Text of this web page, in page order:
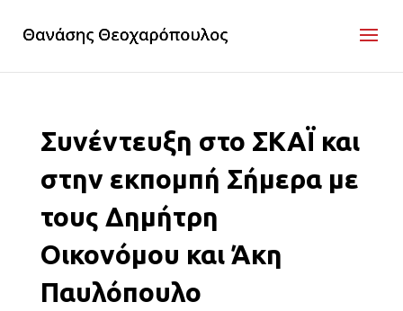
Συνέντευξη στο ΣΚΑΪ και
στην εκπομπή Σήμερα με
τους Δημήτρη
Οικονόμου και Άκη
Παυλόπουλο